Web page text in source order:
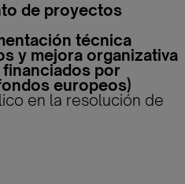
de proyectos
técnica
y mejora organizativa
por
europeos)
en la resolución de